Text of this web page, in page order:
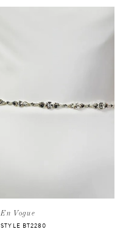
En Vogue
STYLE BT2280